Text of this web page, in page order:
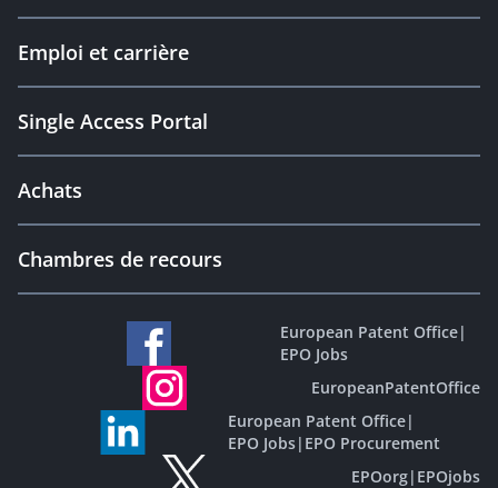
Emploi et carrière
Single Access Portal
Achats
Chambres de recours
European Patent Office|
EPO Jobs
EuropeanPatentOffice
European Patent Office|
EPO Jobs| EPO Procurement
EPOorg| EPOjobs